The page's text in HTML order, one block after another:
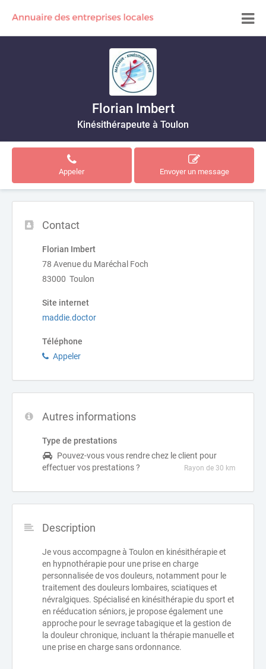
Florian Imbert
Kinésithérapeute à Toulon
Appeler Envoyer un message
Contact
Florian Imbert
78 Avenue du Maréchal Foch
83000 Toulon
Site internet
maddie.doctor
Téléphone
Appeler
Autres informations
Type de prestations
Pouvez-vous vous rendre chez le client pour
effectuer vos prestations ?
Rayon de 30 km
Description
Je vous accompagne à Toulon en kinésithérapie et
en hypnothérapie pour une prise en charge
personnalisée de vos douleurs, notamment pour le
traitement des douleurs lombaires, sciatiques et
névralgiques. Spécialisé en kinésithérapie du sport et
en rééducation séniors, je propose également une
approche pour le sevrage tabagique et la gestion de
la douleur chronique, incluant la thérapie manuelle et
une prise en charge sans ordonnance.